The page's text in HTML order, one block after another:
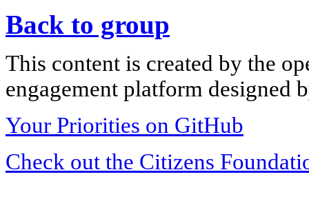
Back to group
This content is created by the
engagement platform designed
Your Priorities on GitHub
Check out the Citizens